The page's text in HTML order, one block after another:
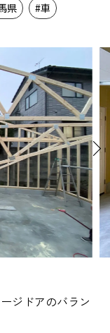
県 #車
ジドアのバラン